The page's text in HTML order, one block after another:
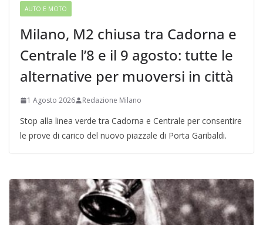
AUTO E MOTO
Milano, M2 chiusa tra Cadorna e
Centrale l’8 e il 9 agosto: tutte le
alternative per muoversi in città
1 Agosto 2026 Redazione Milano
Stop alla linea verde tra Cadorna e Centrale per consentire
le prove di carico del nuovo piazzale di Porta Garibaldi.